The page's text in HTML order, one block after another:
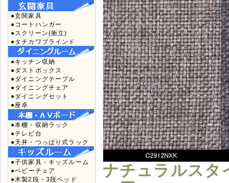
●玄関家具
●コートハンガー
●スクリーン(衝立)
●タチカワブラインド
●キッチン収納
●ダストボックス
●ダイニングテーブル
●ダイニングチェア
●ダイニングセット
●座卓
●本棚・収納ラック
●テレビ台
●天井・つっぱり式ラック
●子供家具・キッズルーム
●ベビーチェア
●木製2段・3段ベッド
ナチュラルスタ